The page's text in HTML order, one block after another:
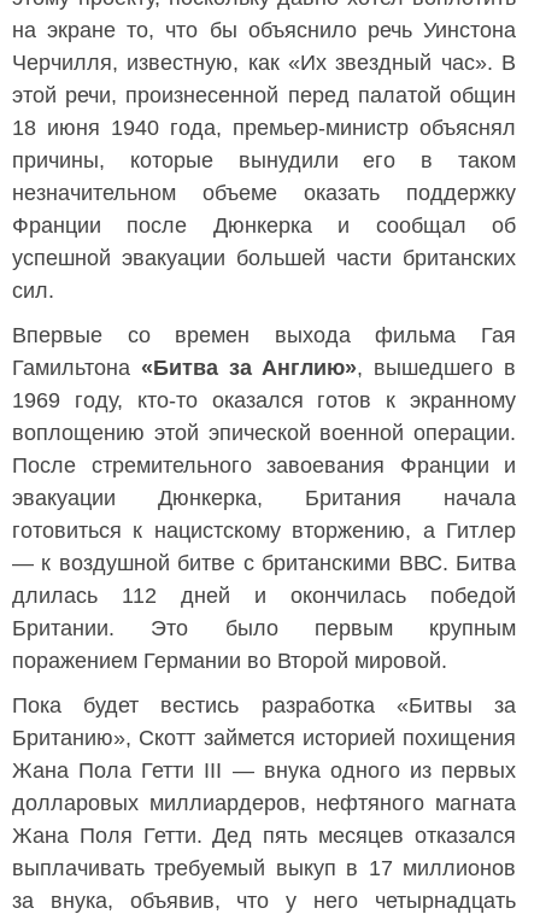
на экране то, что бы объяснило речь Уинстона
Черчилля, известную, как «Их звездный час». В
этой речи, произнесенной перед палатой общин
18 июня 1940 года, премьер-министр объяснял
причины, которые вынудили его в таком
незначительном объеме оказать поддержку
Франции после Дюнкерка и сообщал об
успешной эвакуации большей части британских
сил.
Впервые со времен выхода фильма Гая
Гамильтона «Битва за Англию», вышедшего в
1969 году, кто-то оказался готов к экранному
воплощению этой эпической военной операции.
После стремительного завоевания Франции и
эвакуации Дюнкерка, Британия начала
готовиться к нацистскому вторжению, а Гитлер
— к воздушной битве с британскими ВВС. Битва
длилась 112 дней и окончилась победой
Британии. Это было первым крупным
поражением Германии во Второй мировой.
Пока будет вестись разработка «Битвы за
Британию», Скотт займется историей похищения
Жана Пола Гетти III — внука одного из первых
долларовых миллиардеров, нефтяного магната
Жана Поля Гетти. Дед пять месяцев отказался
выплачивать требуемый выкуп в 17 миллионов
за внука, объявив, что у него четырнадцать